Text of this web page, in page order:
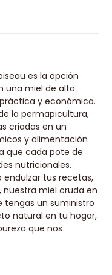
es la opción
una miel de alta
y económica.
la permapicultura,
criadas en un
y alimentación
que cada pote de
nutricionales,
endulzar tus recetas,
miel cruda en
tengas un suministro
natural en tu hogar,
que nos